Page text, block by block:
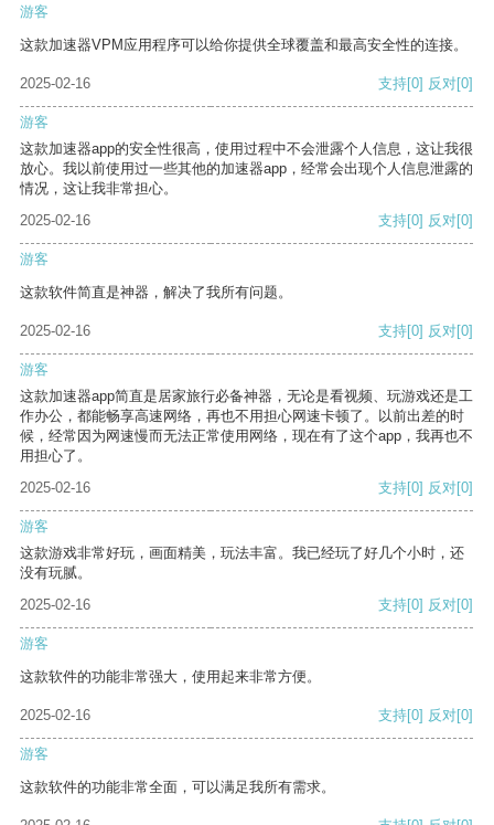
游客
这款加速器VPM应用程序可以给你提供全球覆盖和最高安全性的连接。
2025-02-16 支持[0] 反对[0]
游客
这款加速器app的安全性很高，使用过程中不会泄露个人信息，这让我很
放心。我以前使用过一些其他的加速器app，经常会出现个人信息泄露的
情况，这让我非常担心。
2025-02-16
支持[0] 反对[0]
游客
这款软件简直是神器，解决了我所有问题。
2025-02-16 支持[0] 反对[0]
游客
这款加速器app简直是居家旅行必备神器，无论是看视频、玩游戏还是工
作办公，都能畅享高速网络，再也不用担心网速卡顿了。以前出差的时
候，经常因为网速慢而无法正常使用网络，现在有了这个app，我再也不
用担心了。
2025-02-16
支持[0] 反对[0]
游客
这款游戏非常好玩，画面精美，玩法丰富。我已经玩了好几个小时，还
没有玩腻。
2025-02-16
支持[0] 反对[0]
游客
这款软件的功能非常强大，使用起来非常方便。
2025-02-16 支持[0] 反对[0]
游客
这款软件的功能非常全面，可以满足我所有需求。